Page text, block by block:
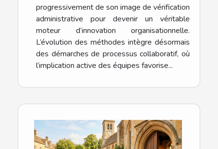
progressivement de son image de vérification
administrative pour devenir un véritable
moteur d’innovation organisationnelle.
L’évolution des méthodes intègre désormais
des démarches de processus collaboratif, où
l’implication active des équipes favorise...